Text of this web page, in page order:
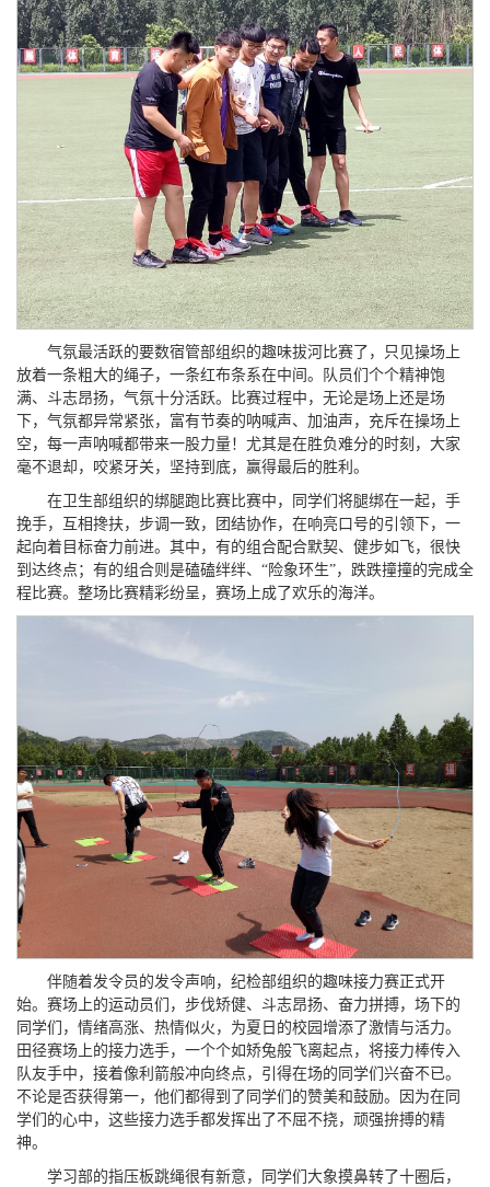
气氛最活跃的要数宿管部组织的趣味拔河比赛了，只见操场上
放着一条粗大的绳子，一条红布条系在中间。队员们个个精神饱
满、斗志昂扬，气氛十分活跃。比赛过程中，无论是场上还是场
下，气氛都异常紧张，富有节奏的呐喊声、加油声，充斥在操场上
空，每一声呐喊都带来一股力量！尤其是在胜负难分的时刻，大家
毫不退却，咬紧牙关，坚持到底，赢得最后的胜利。
在卫生部组织的绑腿跑比赛比赛中，同学们将腿绑在一起，手
挽手，互相搀扶，步调一致，团结协作，在响亮口号的引领下，一
起向着目标奋力前进。其中，有的组合配合默契、健步如飞，很快
到达终点；有的组合则是磕磕绊绊、“险象环生”，跌跌撞撞的完成全
程比赛。整场比赛精彩纷呈，赛场上成了欢乐的海洋。
伴随着发令员的发令声响，纪检部组织的趣味接力赛正式开
始。赛场上的运动员们，步伐矫健、斗志昂扬、奋力拼搏，场下的
同学们，情绪高涨、热情似火，为夏日的校园增添了激情与活力。
田径赛场上的接力选手，一个个如矫兔般飞离起点，将接力棒传入
队友手中，接着像利箭般冲向终点，引得在场的同学们兴奋不已。
不论是否获得第一，他们都得到了同学们的赞美和鼓励。因为在同
学们的心中，这些接力选手都发挥出了不屈不挠，顽强拚搏的精
神。
学习部的指压板跳绳很有新意，同学们大象摸鼻转了十圈后，